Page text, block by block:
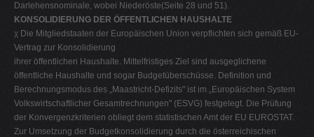
Darlehensnominale, wobei Niederöste(Seite 28 und 51).
KONSOLIDIERUNG DER ÖFFENTLICHEN HAUSHALTE
χ Die Mitgliedstaaten der Europäischen Union verpflichten sich gemäß EU-
Vertrag zur Konsolidierung
ihrer öffentlichen Haushalte. Mittelfristiges Ziel sind ausgeglichene
öffentliche Haushalte und sogar Budgetüberschüsse. Definition und
Berechnungsmodus des „Maastricht-Defizits" ist im „Europäischen System
Volkswirtschaftlicher Gesamtrechnungen" (ESVG) festgelegt. Die Prüfung
der Konvergenzkriterien obliegt dem statistischen Amt der EU EUROSTAT.
Zur Umsetzung der Budgetkonsolidierung durch die österreichischen